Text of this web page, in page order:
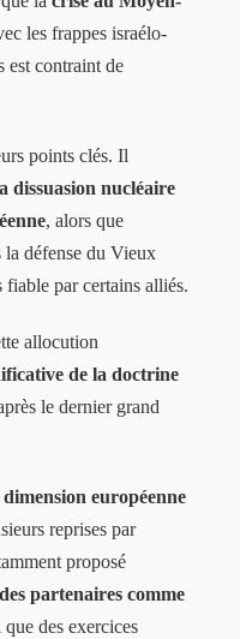
les frappes israélo-
est contraint de
points clés. Il
dissuasion nucléaire
, alors que
la défense du Vieux
par certains alliés.
allocution
de la doctrine
le dernier grand
dimension européenne
reprises par
proposé
partenaires comme
que des exercices